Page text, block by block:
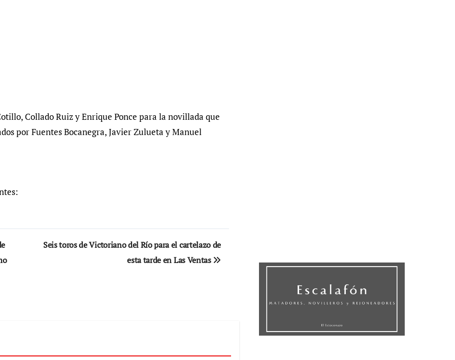
Collado Ruiz y Enrique Ponce para la novillada que
por Fuentes Bocanegra, Javier Zulueta y Manuel
Seis toros de Victoriano del Río para el cartelazo de
esta tarde en Las Ventas